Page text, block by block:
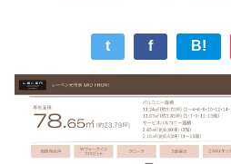
t f B!